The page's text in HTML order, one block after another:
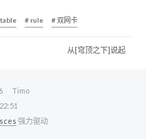
# rule # 双网卡
从[穹顶之下]说起
Timo
22:51
强力驱动